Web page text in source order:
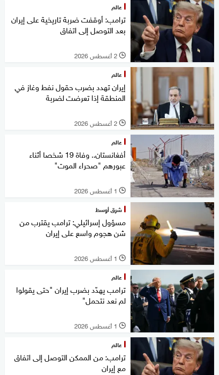
عالم
ترامب: أوقفت ضربة تاريخية على إيران
بعد التوصل إلى اتفاق
l 2 أغسطس 2026
عالم
إيران تهدد بضرب حقول نفط وغاز في
المنطقة إذا تعرضت لضربة
l 2 أغسطس 2026
عالم
أفغانستان.. وفاة 19 شخصا أثناء
عبورهم "صحراء الموت"
l 1 أغسطس 2026
شرق أوسط
مسؤول إسرائيلي: ترامب يقترب من
شن هجوم واسع على إيران
l 1 أغسطس 2026
عالم
ترامب يهدّد بضرب إيران "حتى يقولوا
لم نعد نتحمل"
l 1 أغسطس 2026
عالم
ترامب: من الممكن التوصل إلى اتفاق
مع إيران